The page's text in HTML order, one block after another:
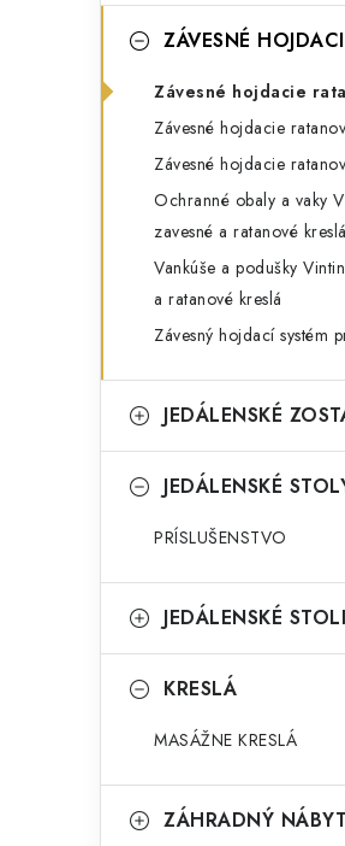
ZÁVESNÉ
Závesné hojdacie
Závesné hojdacie
Závesné hojdacie
Ochranné obaly a vaky
zavesné a ratanové kreslá
Vankúše a podušky
a ratanové kreslá
Závesný hojdací systém
JEDÁLENSKÉ
JEDÁLENSKÉ
PRÍSLUŠENSTVO
JEDÁLENSKÉ
KRESLÁ
MASÁŽNE KRESLÁ
ZÁHRADNÝ